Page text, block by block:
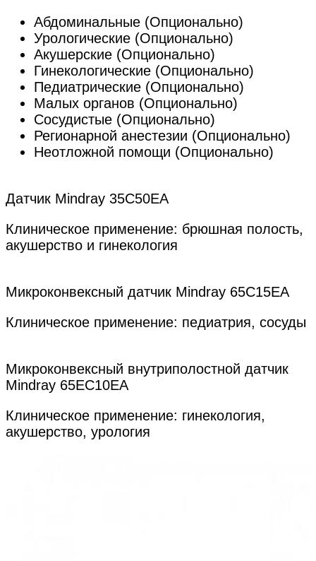
Абдоминальные (Опционально)
Урологические (Опционально)
Акушерские (Опционально)
Гинекологические (Опционально)
Педиатрические (Опционально)
Малых органов (Опционально)
Сосудистые (Опционально)
Регионарной анестезии (Опционально)
Неотложной помощи (Опционально)
Датчик Mindray 35C50EA
Клиническое применение: брюшная полость,
акушерство и гинекология
Микроконвексный датчик Mindray 65C15EA
Клиническое применение: педиатрия, сосуды
Микроконвексный внутриполостной датчик
Mindray 65EC10EA
Клиническое применение: гинекология,
акушерство, урология